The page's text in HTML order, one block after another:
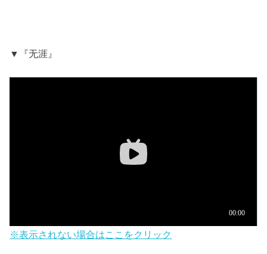
▼『无涯』
※表示されない場合はここをクリック